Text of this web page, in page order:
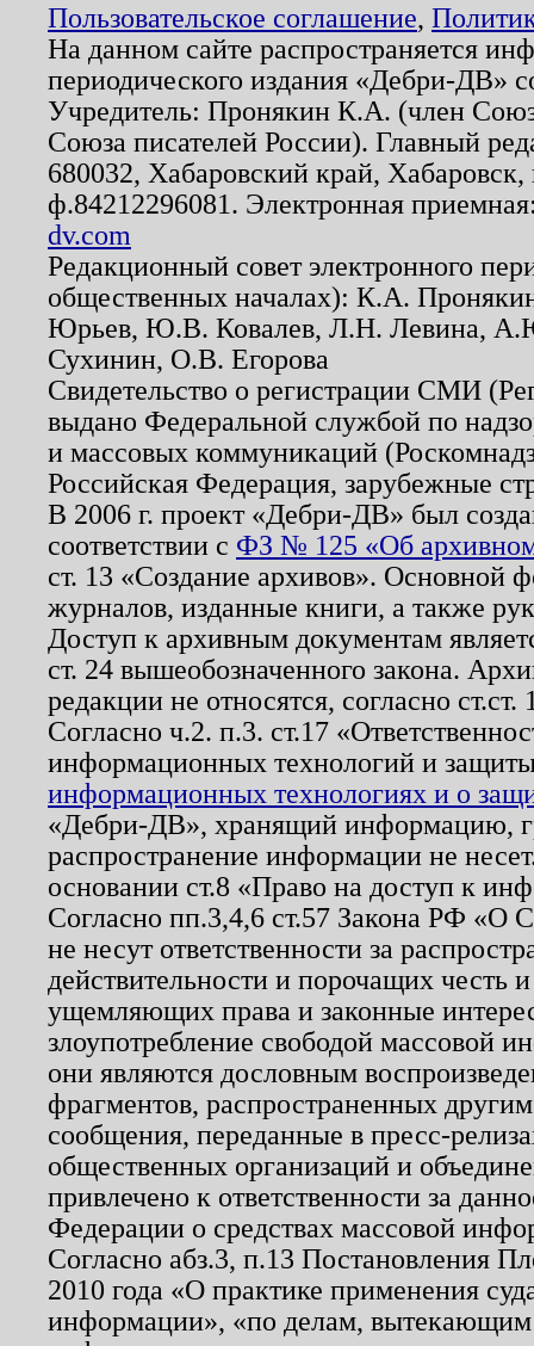
Пользовательское соглашение,
На данном сайте распространяется
периодического издания «Дебри-ДВ»
Учредитель: Пронякин К.А. (член
Союза писателей России). Главный
680032, Хабаровский край,
ф.84212296081. Электронная
dv.com
Редакционный совет электронного
общественных началах): К.А.
Юрьев, Ю.В. Ковалев, Л.Н. Левина,
Сухинин, О.В. Егорова
Свидетельство о регистрации СМИ
выдано Федеральной службой по
и массовых коммуникаций
Российская Федерация, зарубежные
В 2006 г. проект «Дебри-ДВ» был
соответствии с ФЗ № 125 «Об
ст. 13 «Создание архивов». Основной
журналов, изданные книги, а также
Доступ к архивным документам
ст. 24 вышеобозначенного закона.
редакции не относятся, согласно
Согласно ч.2. п.3. ст.17
информационных технологий и
информационных технологиях и о
«Дебри-ДВ», хранящий информацию,
распространение информации не
основании ст.8 «Право на доступ к
Согласно пп.3,4,6 ст.57 Закона РФ «О
не несут ответственности за
действительности и порочащих честь
ущемляющих права и законные
злоупотребление свободой массовой
они являются дословным
фрагментов, распространенных
сообщения, переданные в пресс-
общественных организаций и
привлечено к ответственности за
Федерации о средствах массовой
Согласно абз.3, п.13 Постановления
2010 года «О практике применения
информации», «по делам, вытекающим